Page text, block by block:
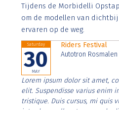
Aenean faucibus nibh et justo
imperdiet. Nunc ut sem vitae
Tijdens de Morbidelli
om de modellen van
ervaren op de weg.
Saturday
30
MAY
Riders Festival
Autotron Rosmalen
Lorem ipsum dolor sit amet,
elit. Suspendisse varius enim
tristique. Duis cursus, mi quis
interdum nulla, ut commodo